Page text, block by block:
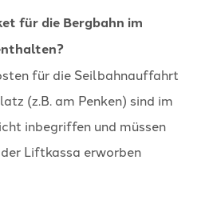
für die Bergbahn im
für die Seilbahnauffahrt
(z.B. am Penken) sind im
inbegriffen und müssen
Liftkassa erworben